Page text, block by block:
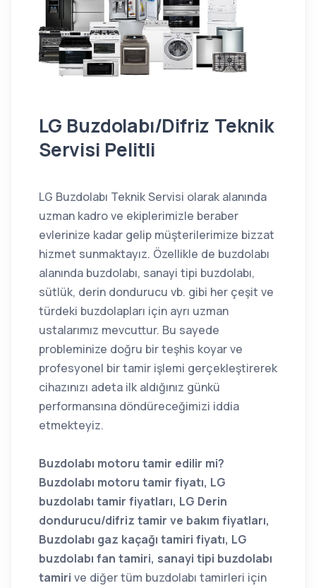
LG Buzdolabı/Difriz Teknik
Servisi Pelitli
LG Buzdolabı Teknik Servisi olarak alanında
uzman kadro ve ekiplerimizle beraber
evlerinize kadar gelip müşterilerimize bizzat
hizmet sunmaktayız. Özellikle de buzdolabı
alanında buzdolabı, sanayi tipi buzdolabı,
sütlük, derin dondurucu vb. gibi her çeşit ve
türdeki buzdolapları için ayrı uzman
ustalarımız mevcuttur. Bu sayede
probleminize doğru bir teşhis koyar ve
profesyonel bir tamir işlemi gerçekleştirerek
cihazınızı adeta ilk aldığınız günkü
performansına döndüreceğimizi iddia
etmekteyiz.
Buzdolabı motoru tamir edilir mi?
Buzdolabı motoru tamir fiyatı, LG
buzdolabı tamir fiyatları, LG Derin
dondurucu/difriz tamir ve bakım fiyatları,
Buzdolabı gaz kaçağı tamiri fiyatı, LG
buzdolabı fan tamiri, sanayi tipi buzdolabı
tamiri ve diğer tüm buzdolabı tamirleri için